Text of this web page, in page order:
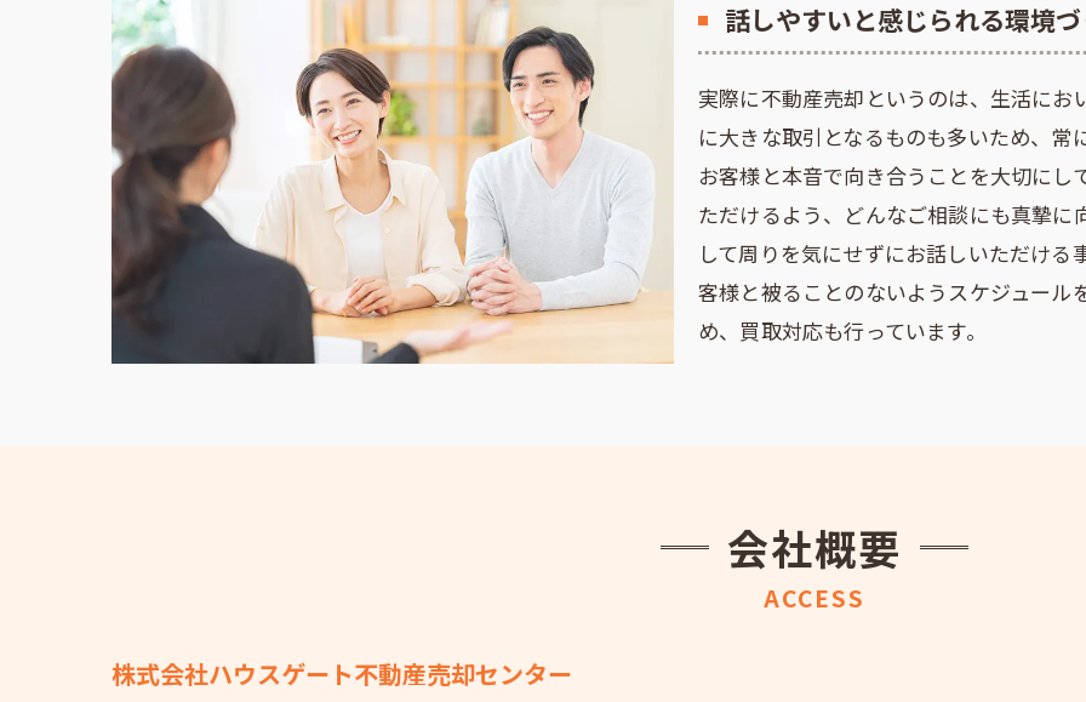
話しやすいと感じられる環境
実際に不動産売却というのは、生活に
に大きな取引となるものも多いため、
お客様と本音で向き合うことを大切に
ただけるよう、どんなご相談にも真摯
して周りを気にせずにお話しいただけ
客様と被ることのないようスケジュール
め、買取対応も行っています。
会社概要
ACCESS
株式会社ハウスゲート不動産売却センター